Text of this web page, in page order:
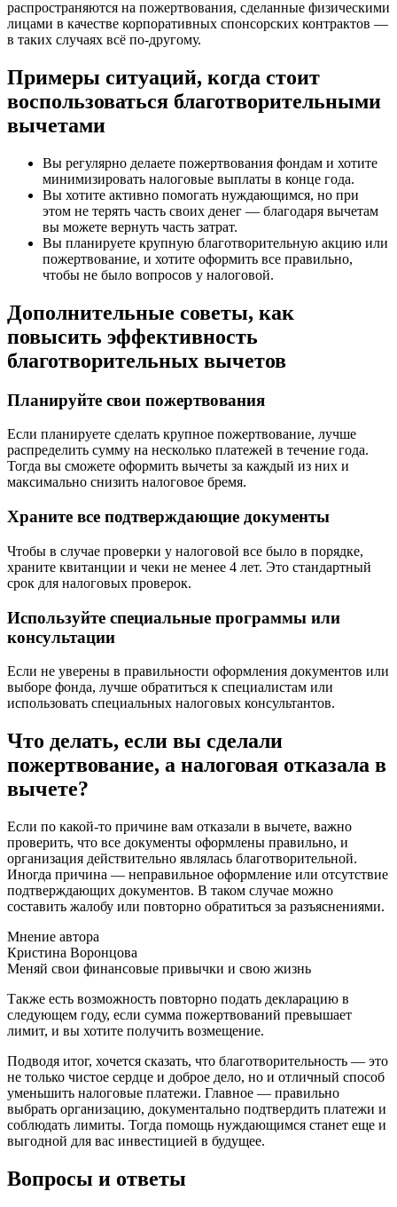
распространяются на пожертвования, сделанные физическими
лицами в качестве корпоративных спонсорских контрактов —
в таких случаях всё по-другому.
Примеры ситуаций, когда стоит
воспользоваться благотворительными
вычетами
Вы регулярно делаете пожертвования фондам и хотите
минимизировать налоговые выплаты в конце года.
Вы хотите активно помогать нуждающимся, но при
этом не терять часть своих денег — благодаря вычетам
вы можете вернуть часть затрат.
Вы планируете крупную благотворительную акцию или
пожертвование, и хотите оформить все правильно,
чтобы не было вопросов у налоговой.
Дополнительные советы, как
повысить эффективность
благотворительных вычетов
Планируйте свои пожертвования
Если планируете сделать крупное пожертвование, лучше
распределить сумму на несколько платежей в течение года.
Тогда вы сможете оформить вычеты за каждый из них и
максимально снизить налоговое бремя.
Храните все подтверждающие документы
Чтобы в случае проверки у налоговой все было в порядке,
храните квитанции и чеки не менее 4 лет. Это стандартный
срок для налоговых проверок.
Используйте специальные программы или
консультации
Если не уверены в правильности оформления документов или
выборе фонда, лучше обратиться к специалистам или
использовать специальных налоговых консультантов.
Что делать, если вы сделали
пожертвование, а налоговая отказала в
вычете?
Если по какой-то причине вам отказали в вычете, важно
проверить, что все документы оформлены правильно, и
организация действительно являлась благотворительной.
Иногда причина — неправильное оформление или отсутствие
подтверждающих документов. В таком случае можно
составить жалобу или повторно обратиться за разъяснениями.
Мнение автора
Кристина Воронцова
Меняй свои финансовые привычки и свою жизнь
Также есть возможность повторно подать декларацию в
следующем году, если сумма пожертвований превышает
лимит, и вы хотите получить возмещение.
Подводя итог, хочется сказать, что благотворительность — это
не только чистое сердце и доброе дело, но и отличный способ
уменьшить налоговые платежи. Главное — правильно
выбрать организацию, документально подтвердить платежи и
соблюдать лимиты. Тогда помощь нуждающимся станет еще и
выгодной для вас инвестицией в будущее.
Вопросы и ответы